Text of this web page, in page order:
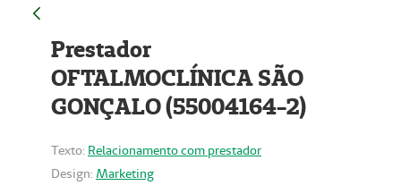
Prestador
OFTALMOCLÍNICA SÃO
GONÇALO (55004164-2)
Texto: Relacionamento com prestador
Design: Marketing